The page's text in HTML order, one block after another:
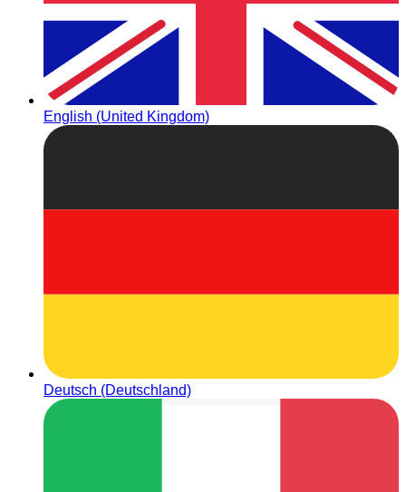
English (United Kingdom)
Deutsch (Deutschland)